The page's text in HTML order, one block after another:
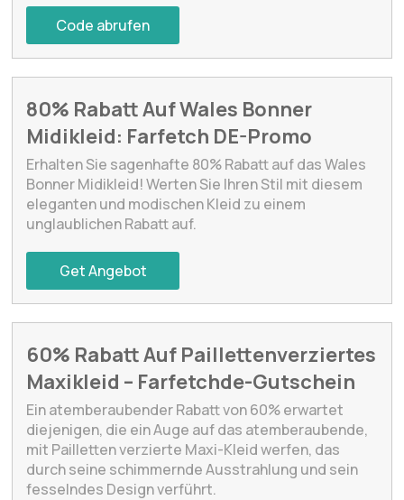
Code abrufen
80% Rabatt Auf Wales Bonner
Midikleid: Farfetch DE-Promo
Erhalten Sie sagenhafte 80% Rabatt auf das Wales
Bonner Midikleid! Werten Sie Ihren Stil mit diesem
eleganten und modischen Kleid zu einem
unglaublichen Rabatt auf.
Get Angebot
60% Rabatt Auf Paillettenverziertes
Maxikleid – Farfetchde-Gutschein
Ein atemberaubender Rabatt von 60% erwartet
diejenigen, die ein Auge auf das atemberaubende,
mit Pailletten verzierte Maxi-Kleid werfen, das
durch seine schimmernde Ausstrahlung und sein
fesselndes Design verführt.